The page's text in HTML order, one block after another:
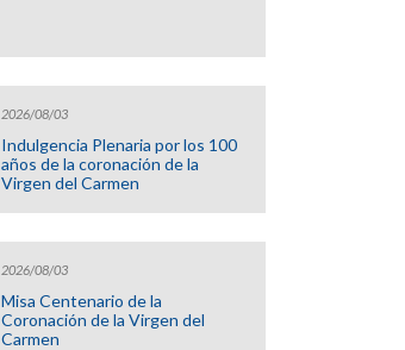
2026/08/03
Indulgencia Plenaria por los 100
años de la coronación de la
Virgen del Carmen
2026/08/03
Misa Centenario de la
Coronación de la Virgen del
Carmen